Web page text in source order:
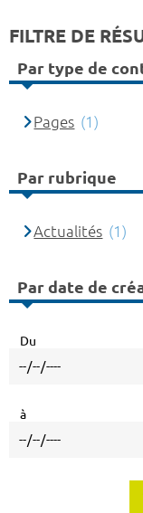
FILTRE DE
Par type de
Pages (1)
Par rubrique
Actualités (1)
Par date de
Du
à